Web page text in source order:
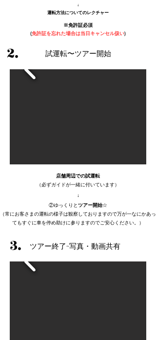
↓
​運転方法についてのレクチャー
※免許証必須
(免許証を忘れた場合は当日キャンセル扱い)
2. 試運転〜ツアー開始
店舗周辺での試運転
（必ずガイドが一緒に付いています）
↓
②ゆっくりとツアー開始☆
（常にお客さまの運転の様子は観察しておりますので万が一なにかあっ
てもすぐに車を停め助けに参りますのでご安心ください。）
3. ​ツアー終了~写真・動画共有